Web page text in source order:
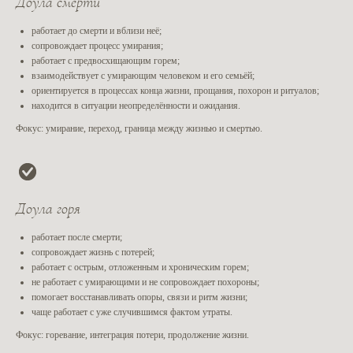
работает до смерти и вблизи неё;
сопровождает процесс умирания;
работает с предвосхищающим горем;
взаимодействует с умирающим человеком и его семьёй;
ориентируется в процессах конца жизни, прощания, похорон и ритуалов;
находится в ситуации неопределённости и ожидания.
Фокус: умирание, переход, граница между жизнью и смертью.
Доула горя
работает после смерти;
сопровождает жизнь с потерей;
работает с острым, отложенным и хроническим горем;
не работает с умирающими и не сопровождает похороны;
помогает восстанавливать опоры, связи и ритм жизни;
чаще работает с уже случившимся фактом утраты.
Фокус: горевание, интеграция потери, продолжение жизни.
Слова тех, кто
уже учился
Ксана Маслова
Курс "Доула Смерти"